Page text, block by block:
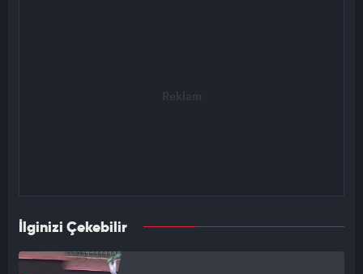
İlginizi Çekebilir